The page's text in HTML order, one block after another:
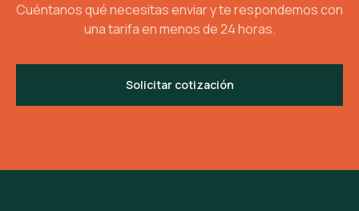
Cuéntanos qué necesitas enviar y te respondemos con
una tarifa en menos de 24 horas.
Solicitar cotización